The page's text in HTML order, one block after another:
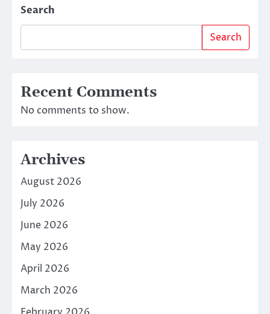
Search
Search
Recent Comments
No comments to show.
Archives
August 2026
July 2026
June 2026
May 2026
April 2026
March 2026